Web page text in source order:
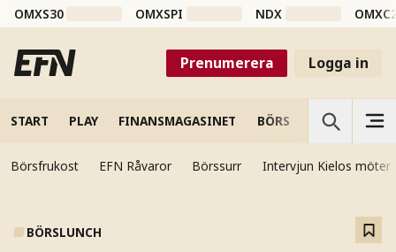
OMXS30 OMXSPI NDX
Prenumerera Logga in
START PLAY FINANSMAGASINET BÖRS VETENSKAP
Börsfrukost EFN Råvaror Börssurr Intervjun Kielos möter
BÖRSLUNCH